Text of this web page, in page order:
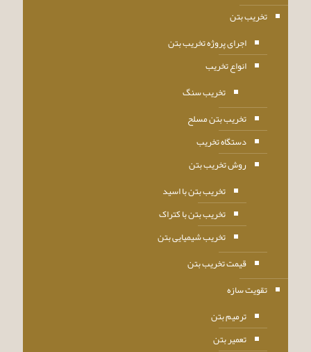
تخریب بتن
اجرای پروژه تخریب بتن
انواع تخریب
تخریب سنگ
تخریب بتن مسلح
دستگاه تخریب
روش تخریب بتن
تخریب بتن با اسید
تخریب بتن با کتراک
تخریب شیمیایی بتن
قیمت تخریب بتن
تقویت سازه
ترمیم بتن
تعمیر بتن